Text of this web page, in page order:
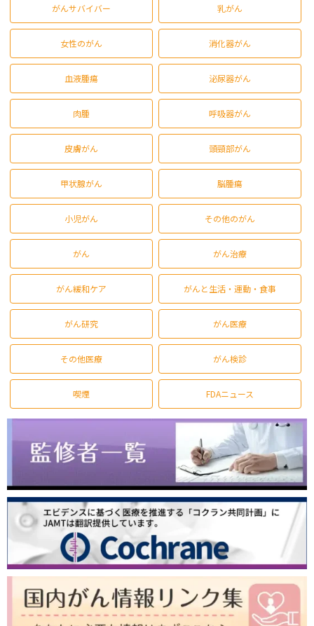
がんサバイバー 乳がん
女性のがん 消化器がん
血液腫瘍 泌尿器がん
肉腫 呼吸器がん
皮膚がん 頭頸部がん
甲状腺がん 脳腫瘍
小児がん その他のがん
がん がん治療
がん緩和ケア がんと生活・運動・食事
がん研究 がん医療
その他医療 がん検診
喫煙 FDAニュース